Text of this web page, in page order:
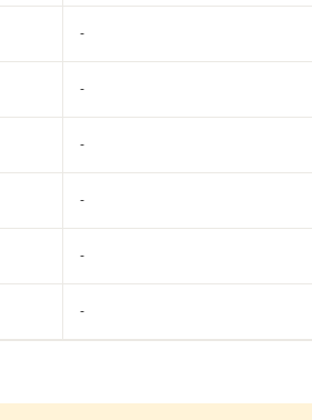
-
-
-
-
-
-